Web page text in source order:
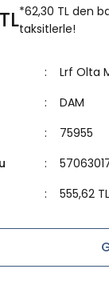
*62,30 TL den
taksitlerle!
Lrf Olta
DAM
75955
555,62